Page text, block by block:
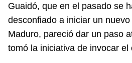
Guaidó, que en el pasado se
desconfiado a iniciar un
Maduro, pareció dar un paso
tomó la iniciativa de invocar el